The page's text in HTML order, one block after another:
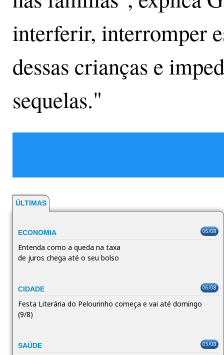
interferir, interromper
dessas crianças e
sequelas."
ÚLTIMAS
ECONOMIA 06/08
Entenda como a queda na taxa
de juros chega até o seu bolso
CIDADE 06/08
Festa Literária do Pelourinho começa e vai até domingo
(9/8)
SAÚDE 05/08